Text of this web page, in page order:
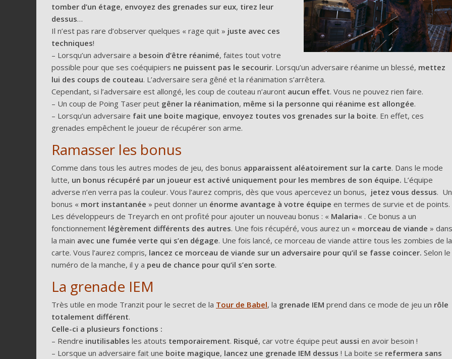
tomber d’un étage, envoyez des grenades sur eux, tirez leur
dessus…
Il n’est pas rare d’observer quelques « rage quit » juste avec ces
techniques!
– Lorsqu’un adversaire a besoin d’être réanimé, faites tout votre
possible pour que ses coéquipiers ne puissent pas le secourir. Lorsqu’un adversaire réanime un blessé, mettez
lui des coups de couteau. L’adversaire sera gêné et la réanimation s’arrêtera.
Cependant, si l’adversaire est allongé, les coup de couteau n’auront aucun effet. Vous ne pouvez rien faire.
– Un coup de Poing Taser peut gêner la réanimation, même si la personne qui réanime est allongée.
– Lorsqu’un adversaire fait une boite magique, envoyez toutes vos grenades sur la boite. En effet, ces
grenades empêchent le joueur de récupérer son arme.
Ramasser les bonus
Comme dans tous les autres modes de jeu, des bonus apparaissent aléatoirement sur la carte. Dans le mode
lutte, un bonus récupéré par un joueur est activé uniquement pour les membres de son équipe. L’équipe
adverse n’en verra pas la couleur. Vous l’aurez compris, dès que vous apercevez un bonus, jetez vous dessus. Un
bonus « mort instantanée » peut donner un énorme avantage à votre équipe en termes de survie et de points.
Les développeurs de Treyarch en ont profité pour ajouter un nouveau bonus : « Malaria« . Ce bonus a un
fonctionnement légèrement différents des autres. Une fois récupéré, vous aurez un « morceau de viande » dans
la main avec une fumée verte qui s’en dégage. Une fois lancé, ce morceau de viande attire tous les zombies de la
carte. Vous l’aurez compris, lancez ce morceau de viande sur un adversaire pour qu’il se fasse coincer. Selon le
numéro de la manche, il y a peu de chance pour qu’il s’en sorte.
La grenade IEM
Très utile en mode Tranzit pour le secret de la Tour de Babel, la grenade IEM prend dans ce mode de jeu un rôle
totalement différent.
Celle-ci a plusieurs fonctions :
– Rendre inutilisables les atouts temporairement. Risqué, car votre équipe peut aussi en avoir besoin !
– Lorsque un adversaire fait une boite magique, lancez une grenade IEM dessus ! La boite se refermera sans